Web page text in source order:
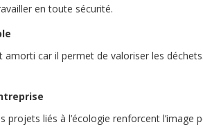
en toute sécurité.
car il permet de valoriser les
projets liés à l’écologie renforcent